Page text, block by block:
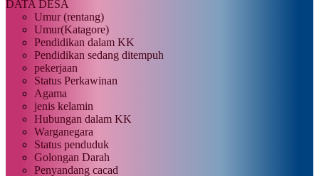
DATA DESA
Umur (rentang)
Umur(Katagore)
Pendidikan dalam KK
Pendidikan sedang ditempuh
pekerjaan
Status Perkawinan
Agama
jenis kelamin
Hubungan dalam KK
Warganegara
Status penduduk
Golongan Darah
Penyandang cacad